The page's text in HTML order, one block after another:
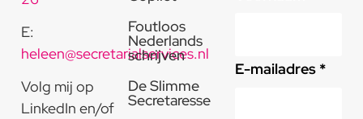
E:
heleen@secretarialservices.nl
Volg mij op
LinkedIn en/of
Foutloos
Nederlands
schrijven
De Slimme
Secretaresse
E-mailadres *